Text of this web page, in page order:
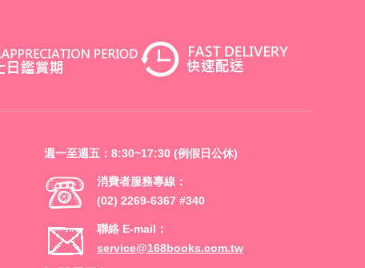
週一至週五：8:30~17:30 (例假日公休)
消費者服務專線：
(02) 2269-6367 #340
聯絡 E-mail：
service@168books.com.tw